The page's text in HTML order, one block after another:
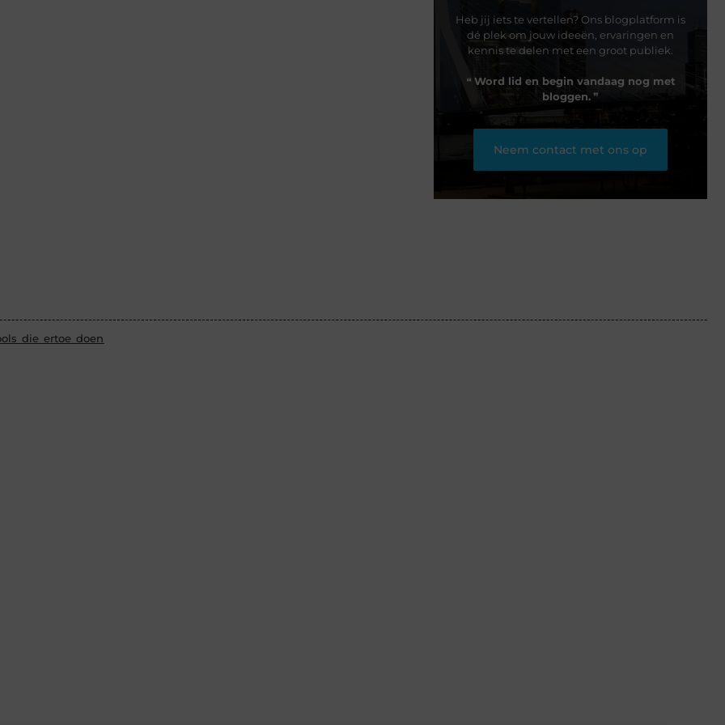
Heb jij iets te vertellen? Ons blogplatform is
dé plek om jouw ideeën, ervaringen en
kennis te delen met een groot publiek.
❝ Word lid en begin vandaag nog met
bloggen. ❞
Neem contact met ons op
die ertoe doen